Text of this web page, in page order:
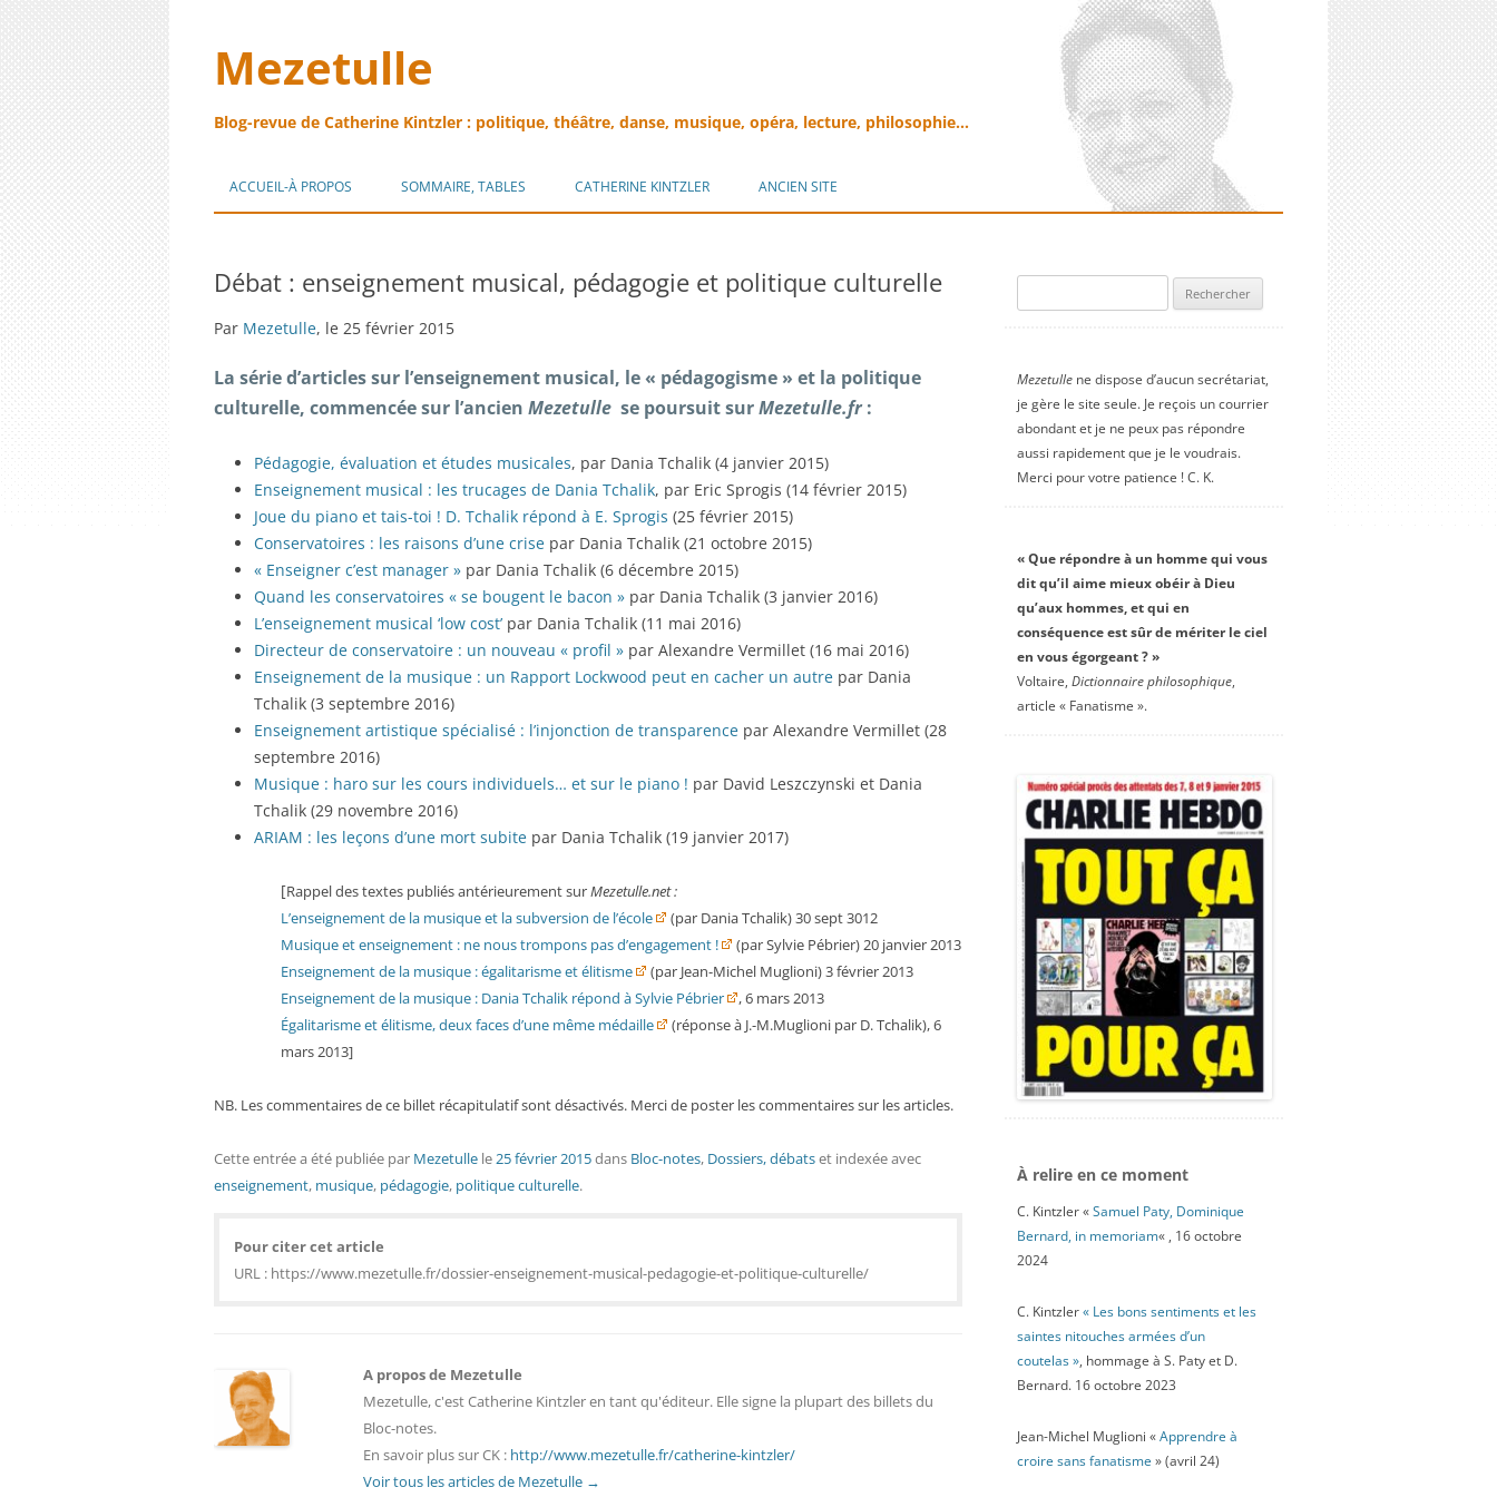
Mezetulle
Blog-revue de Catherine Kintzler : politique, théâtre, danse, musique, opéra, lecture, philosophie…
au
ACCUEIL-À PROPOS SOMMAIRE, TABLES CATHERINE KINTZLER ANCIEN SITE
Débat : enseignement musical, pédagogie et politique culturelle
Par Mezetulle, le 25 février 2015
La série d’articles sur l’enseignement musical, le « pédagogisme » et la politique
culturelle, commencée sur l’ancien Mezetulle se poursuit surMezetulle.fr:
Pédagogie, évaluation et études musicales, par Dania Tchalik (4 janvier 2015)
Enseignement musical : les trucages de Dania Tchalik, par Eric Sprogis (14 février 2015)
Joue du piano et tais-toi ! D. Tchalik répond à E. Sprogis (25 février 2015)
Conservatoires : les raisons d’une crise par Dania Tchalik (21 octobre 2015)
« Enseigner c’est manager » par Dania Tchalik (6 décembre 2015)
Quand les conservatoires « se bougent le bacon » par Dania Tchalik (3 janvier 2016)
L’enseignement musical ‘low cost’ par Dania Tchalik (11 mai 2016)
Directeur de conservatoire : un nouveau « profil » par Alexandre Vermillet (16 mai 2016)
Enseignement de la musique : un Rapport Lockwood peut en cacher un autre par Dania
Tchalik (3 septembre 2016)
Enseignement artistique spécialisé : l’injonction de transparence par Alexandre Vermillet (28
septembre 2016)
Musique : haro sur les cours individuels… et sur le piano ! par David Leszczynski et Dania
Tchalik (29 novembre 2016)
ARIAM : les leçons d’une mort subite par Dania Tchalik (19 janvier 2017)
[Rappel des textes publiés antérieurement surMezetulle.net :
L’enseignement de la musique et la subversion de l’école
(par Dania Tchalik) 30 sept 3012
Musique et enseignement : ne nous trompons pas d’engagement !
(par Sylvie Pébrier) 20 janvier 2013
Enseignement de la musique : égalitarisme et élitisme
(par Jean-Michel Muglioni) 3 février 2013
Enseignement de la musique : Dania Tchalik répond à Sylvie Pébrier
, 6 mars 2013
Égalitarisme et élitisme, deux faces d’une même médaille
(réponse à J.-M.Muglioni par D. Tchalik), 6
mars 2013]
NB. Les commentaires de ce billet récapitulatif sont désactivés. Merci de poster les commentaires sur les articles.
Cette entrée a été publiée par Mezetulle le25 février 2015dans Bloc-notes, Dossiers, débatset indexée avec
enseignement, musique, pédagogie, politique culturelle.
Pour citer cet article
URL : https://www.mezetulle.fr/dossier-enseignement-musical-pedagogie-et-politique-culturelle/
A propos de Mezetulle
Mezetulle, c'est Catherine Kintzler en tant qu'éditeur. Elle signe la plupart des billets du
Bloc-notes.
En savoir plus sur CK : http://www.mezetulle.fr/catherine-kintzler/
Voir tous les articles de Mezetulle →
Mezetullene dispose d’aucun secrétariat,
je gère le site seule. Je reçois un courrier
abondant et je ne peux pas répondre
aussi rapidement que je le voudrais.
Merci pour votre patience ! C. K.
« Que répondre à un homme qui vous
dit qu’il aime mieux obéir à Dieu
qu’aux hommes, et qui en
conséquence est sûr de mériter le ciel
en vous égorgeant ? »
Voltaire, Dictionnaire philosophique,
article « Fanatisme ».
À relire en ce moment
C. Kintzler «Samuel Paty, Dominique
Bernard, in memoriam« , 16 octobre
2024
C. Kintzler« Les bons sentiments et les
saintes nitouches armées d’un
coutelas », hommage à S. Paty et D.
Bernard. 16 octobre 2023
Jean-Michel Muglioni «Apprendre à
croire sans fanatisme » (avril 24)